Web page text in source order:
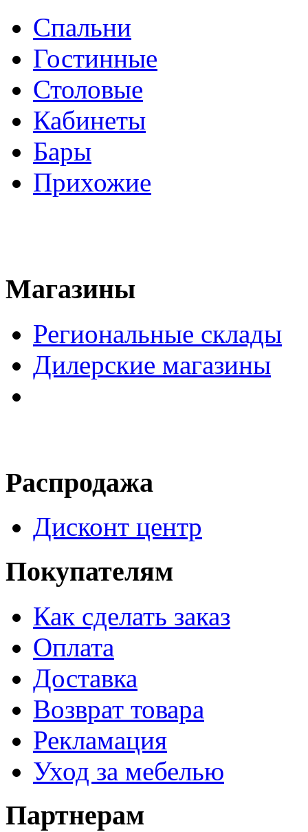
Спальни
Гостинные
Столовые
Кабинеты
Бары
Прихожие
Магазины
Региональные склады
Дилерские магазины
Распродажа
Дисконт центр
Покупателям
Как сделать заказ
Оплата
Доставка
Возврат товара
Рекламация
Уход за мебелью
Партнерам